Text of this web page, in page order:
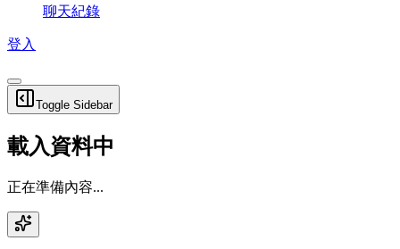
聊天紀錄
登入
Toggle Sidebar
載入資料中
正在準備內容...